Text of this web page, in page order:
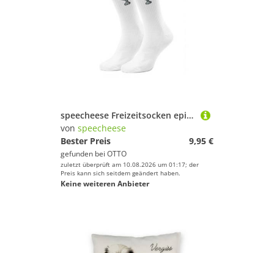
speecheese Freizeitsocken epicsocks Ballzauber Pokal Socken in 42-46 im Paar
von speecheese
Bester Preis
9,95 €
gefunden bei OTTO
zuletzt überprüft am 10.08.2026 um 01:17; der
Preis kann sich seitdem geändert haben.
Keine weiteren Anbieter